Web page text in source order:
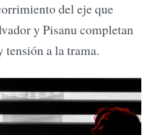
del eje que
y Pisanu completan
tensión a la trama.